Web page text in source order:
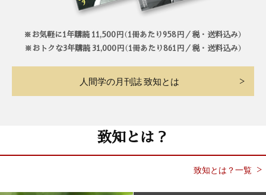
※お気軽に1年購読 11,500円（1冊あたり958円／税・送料込み）
※おトクな3年購読 31,000円（1冊あたり861円／税・送料込み）
人間学の月刊誌 致知とは
致知とは？
致知とは？一覧